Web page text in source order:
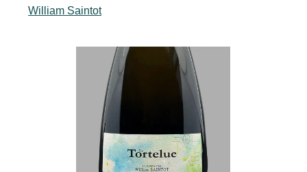
William Saintot
Bildergalerie überspringen